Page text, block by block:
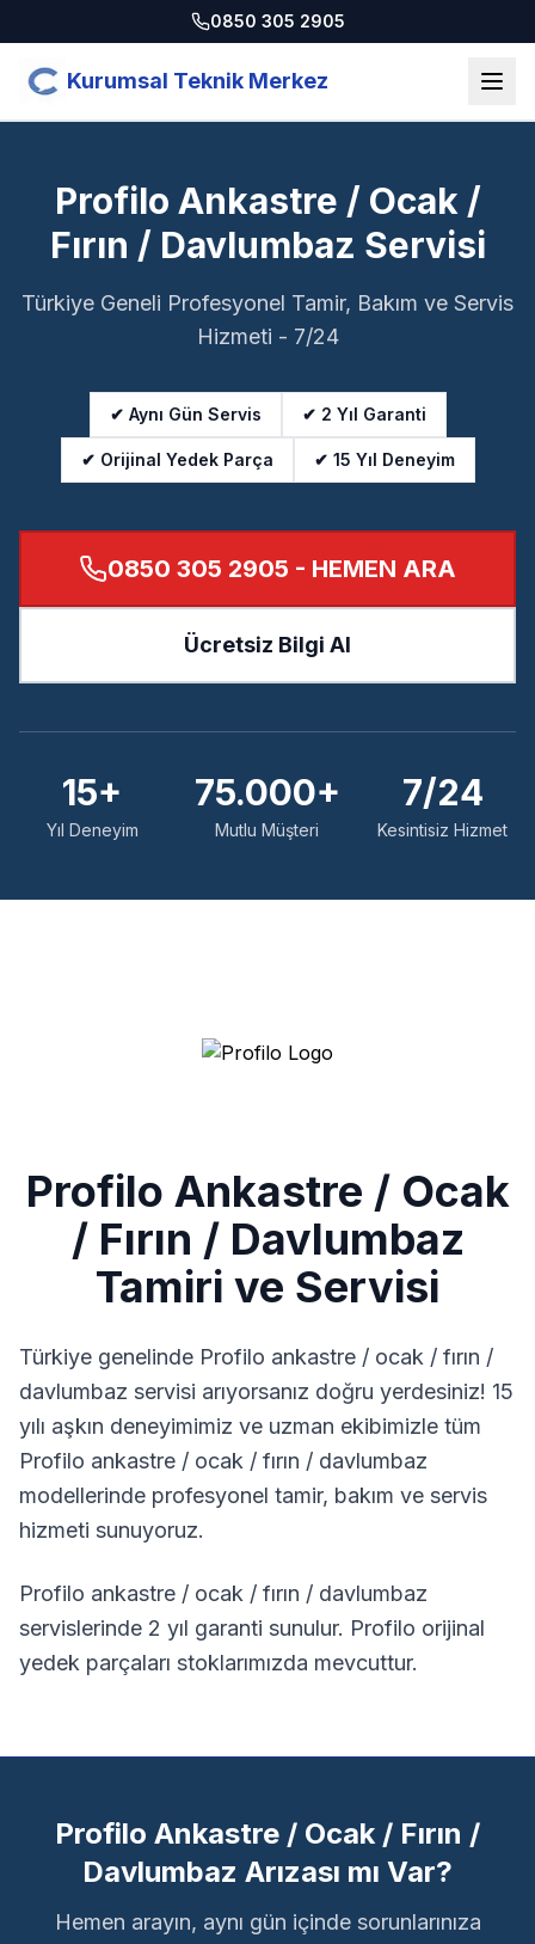
0850 305 2905
Kurumsal Teknik Merkez
Profilo Ankastre / Ocak /
Fırın / Davlumbaz Servisi
Türkiye Geneli Profesyonel Tamir, Bakım ve Servis
Hizmeti - 7/24
✔ Aynı Gün Servis ✔ 2 Yıl Garanti
✔ Orijinal Yedek Parça ✔ 15 Yıl Deneyim
0850 305 2905 - HEMEN ARA
Ücretsiz Bilgi Al
15+
Yıl Deneyim
75.000+
Mutlu Müşteri
7/24
Kesintisiz Hizmet
Profilo Ankastre / Ocak
/ Fırın / Davlumbaz
Tamiri ve Servisi
Türkiye genelinde Profilo ankastre / ocak / fırın /
davlumbaz servisi arıyorsanız doğru yerdesiniz! 15
yılı aşkın deneyimimiz ve uzman ekibimizle tüm
Profilo ankastre / ocak / fırın / davlumbaz
modellerinde profesyonel tamir, bakım ve servis
hizmeti sunuyoruz.
Profilo ankastre / ocak / fırın / davlumbaz
servislerinde 2 yıl garanti sunulur. Profilo orijinal
yedek parçaları stoklarımızda mevcuttur.
Profilo Ankastre / Ocak / Fırın /
Davlumbaz Arızası mı Var?
Hemen arayın, aynı gün içinde sorunlarınıza